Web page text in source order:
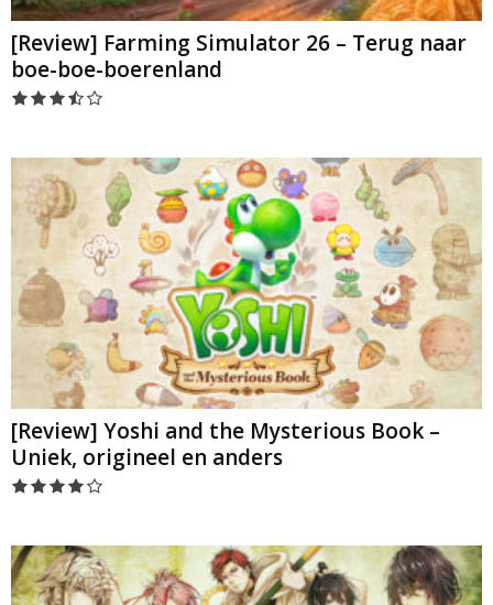
[Review] Farming Simulator 26 – Terug naar
boe-boe-boerenland
[Review] Yoshi and the Mysterious Book –
Uniek, origineel en anders